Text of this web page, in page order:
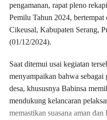
pengamanan, rapat pleno
Pemilu Tahun 2024,
Cikeusal, Kabupaten Serang,
(01/12/2024).
Saat ditemui usai kegiatan
menyampaikan bahwa
desa, khususnya Babinsa
mendukung kelancaran
memastikan suasana aman